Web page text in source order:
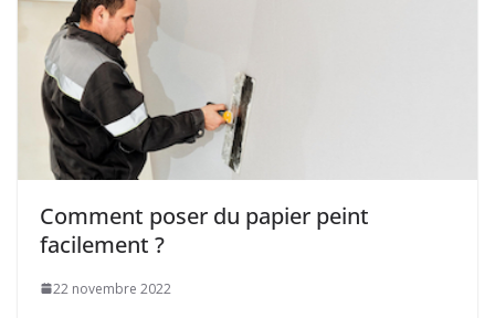
Comment poser du papier peint
facilement ?
22 novembre 2022